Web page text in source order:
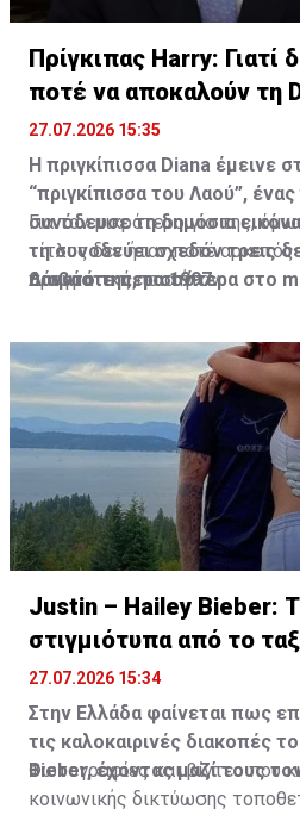
Πρίγκιπας Harry: Γιατί
ποτέ να αποκαλούν τη
“πριγκίπισσα”
27.07.2026 15:35
Η πριγκίπισσα Diana έμεινε
“πριγκίπισσα του Λαού”,
συνόδευσε τη δημόσια
τη συνοδεύει σχεδόν τρεις
θάνατό της, το 1997.
Για τον μικρότερο γιο της,
τίτλος δεν ήταν ποτέ
πραγματικά ποια ήταν.
Διαβάστε περισσότερα στο
Justin – Hailey Bieber:
στιγμιότυπα από το
Ελλάδα
27.07.2026 15:34
Στην Ελλάδα φαίνεται πως
τις καλοκαιρινές διακοπές
Bieber, έχοντας μαζί τους
Φωτογραφίες και βίντεο που
κοινωνικής δικτύωσης